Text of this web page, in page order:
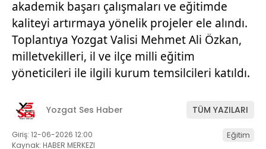
akademik başarı çalışmaları ve eğitimde
kaliteyi artırmaya yönelik projeler ele alındı.
Toplantıya Yozgat Valisi Mehmet Ali Özkan,
milletvekilleri, il ve ilçe milli eğitim
yöneticileri ile ilgili kurum temsilcileri katıldı.
Yozgat Ses Haber TÜM YAZILARI
Giriş: 12-06-2026 12:00
Kaynak: HABER MERKEZI
Eğitim